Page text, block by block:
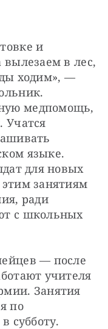
и
вылезаем в лес,
ходим», —
медпомощь,
Учатся
языке.
для новых
занятиям
ради
с школьных
— ​после
учителя
Занятия
по
субботу.